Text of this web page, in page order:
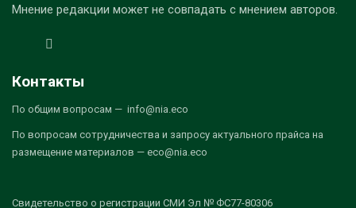
Мнение редакции может не совпадать с мнением авторов.
Контакты
По общим вопросам — info@nia.eco
По вопросам сотрудничества и запросу актуального прайса на
размещение материалов — eco@nia.eco
Свидетельство о регистрации СМИ Эл № ФС77-80306